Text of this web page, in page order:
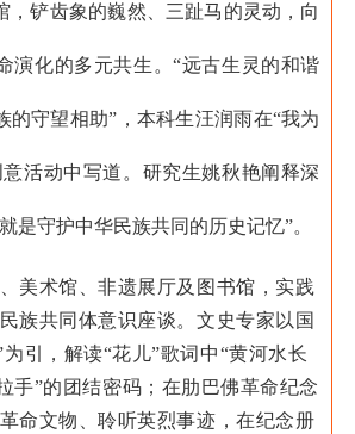
，铲齿象的巍然、三趾马的灵动，向
演化的多元共生。“远古生灵的和谐
的守望相助”，本科生汪润雨在“我为
活动中写道。研究生姚秋艳阐释深
是守护中华民族共同的历史记忆”。
美术馆、非遗展厅及图书馆，实践
族共同体意识座谈。文史专家以国
引，解读“花儿”歌词中“黄河水长
手”的团结密码；在肋巴佛革命纪念
命文物、聆听英烈事迹，在纪念册